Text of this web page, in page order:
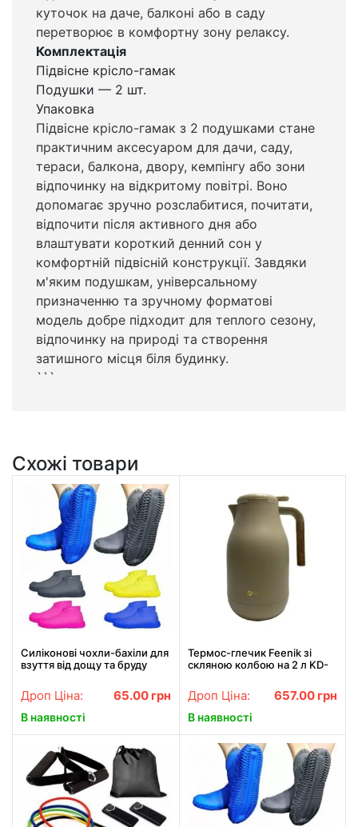
куточок на даче, балконі або в саду
перетворює в комфортну зону релаксу.
Комплектація
Підвісне крісло-гамак
Подушки — 2 шт.
Упаковка
Підвісне крісло-гамак з 2 подушками стане
практичним аксесуаром для дачи, саду,
тераси, балкона, двору, кемпінгу або зони
відпочинку на відкритому повітрі. Воно
допомагає зручно розслабитися, почитати,
відпочити після активного дня або
влаштувати короткий денний сон у
комфортній підвісній конструкції. Завдяки
м'яким подушкам, універсальному
призначенню та зручному форматові
модель добре підходит для теплого сезону,
відпочинку на природі та створення
затишного місця біля будинку.
```
Схожі товари
Силіконові чохли-бахіли для
взуття від дощу та бруду
Дроп Ціна: 65.00 грн
В наявності
Термос-глечик Feenik зі
скляною колбою на 2 л KD-
напоїв Бежевий
Дроп Ціна: 657.00 грн
В наявності